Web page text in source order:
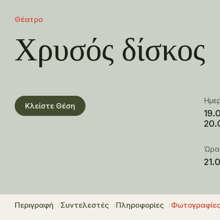
Θέατρο
Χρυσός δίσκος
Κλείστε Θέση
Ώρα
Περιγραφή Συντελεστές Πληροφορίες